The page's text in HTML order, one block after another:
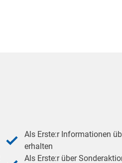
Als Erste:r Informationen
erhalten
Als Erste:r über